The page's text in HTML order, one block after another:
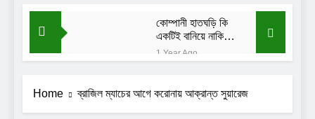
কোম্পানী হাতঘড়ি কি
একটিই বানিয়ে নাকি:
শেখ সাদী
1 Year Ago
মেয়ে লামিয়া
1 Year Ago
তখন আমি এত
Home ব্রাজিল ম্যাচের আগে করোনায় আক্রান্ত সুয়ারেজ